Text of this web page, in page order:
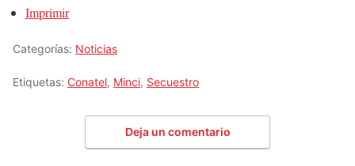
Imprimir
Categorías: Noticias
Etiquetas: Conatel, Minci, Secuestro
Deja un comentario